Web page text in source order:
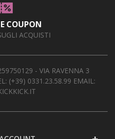
COUPON
ACQUISTI
- VIA RAVENNA 3
(+39) 0331.23.58.99 EMAIL: